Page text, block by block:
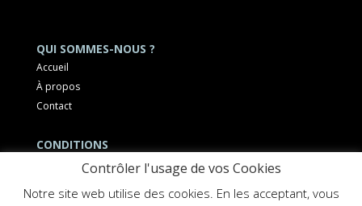
QUI SOMMES-NOUS ?
Accueil
À propos
Contact
CONDITIONS
Mentions légalesContrôler l'usage de vos Cookies
Notre site web utilise des cookies. En les acceptant, vous